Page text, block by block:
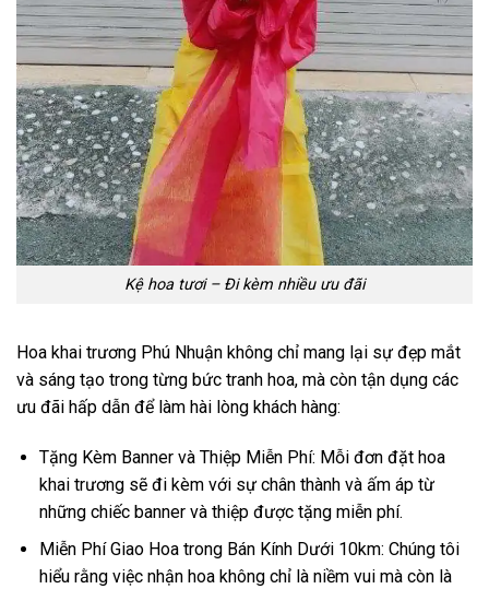
Kệ hoa tươi – Đi kèm nhiều ưu đãi
Hoa khai trương Phú Nhuận không chỉ mang lại sự đẹp mắt
và sáng tạo trong từng bức tranh hoa, mà còn tận dụng các
ưu đãi hấp dẫn để làm hài lòng khách hàng:
Tặng Kèm Banner và Thiệp Miễn Phí: Mỗi đơn đặt hoa
khai trương sẽ đi kèm với sự chân thành và ấm áp từ
những chiếc banner và thiệp được tặng miễn phí.
Miễn Phí Giao Hoa trong Bán Kính Dưới 10km: Chúng tôi
hiểu rằng việc nhận hoa không chỉ là niềm vui mà còn là